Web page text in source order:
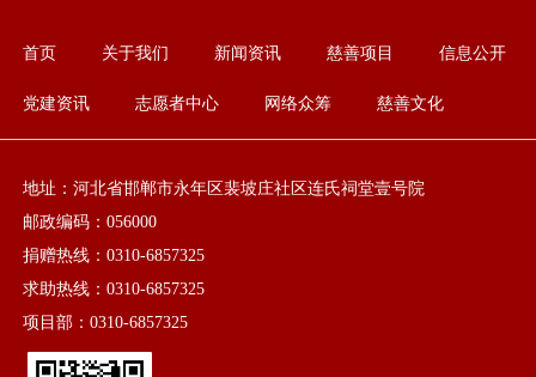
首页 关于我们 新闻资讯 慈善项目 信息公开
党建资讯 志愿者中心 网络众筹 慈善文化
地址：河北省邯郸市永年区裴坡庄社区连氏祠堂壹号院
邮政编码：056000
捐赠热线：0310-6857325
求助热线：0310-6857325
项目部：0310-6857325